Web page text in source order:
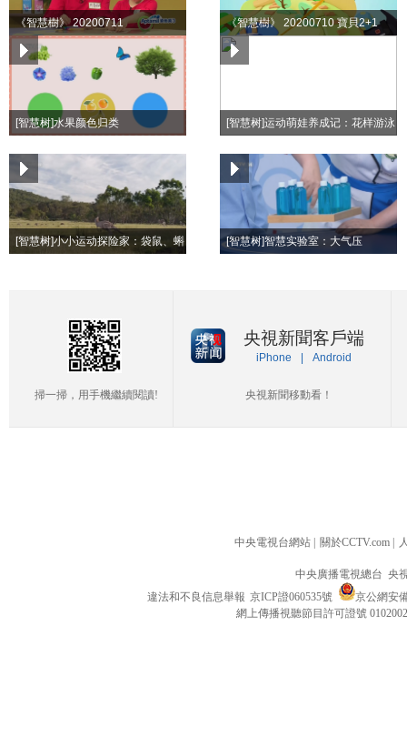
《智慧樹》 20200711 《智慧樹》 20200710 寶貝2+1
[智慧树]水果颜色归类 [智慧树]运动萌娃养成记：花样游泳
[智慧树]小小运动探险家：袋鼠、蝌
[智慧树]智慧实验室：大气压
掃一掃，用手機繼續閱讀!
央視新聞客戶端
iPhone | Android
央視新聞移動看！
中央電視台網站 | 關於CCTV.com |
中央廣播電視總台 央
違法和不良信息舉報 京ICP證060535號
京公網安
網上傳播視聽節目許可證號